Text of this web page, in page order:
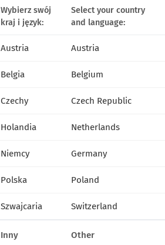
Wybierz swój
kraj i język:
Select your country
and language:
Austria Austria
Belgia Belgium
Czechy Czech Republic
Holandia Netherlands
Niemcy Germany
Polska Poland
Szwajcaria Switzerland
Inny Other